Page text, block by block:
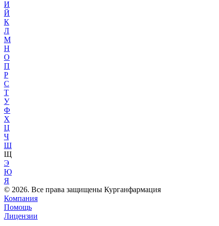
И
Й
К
Л
М
Н
О
П
Р
С
Т
У
Ф
Х
Ц
Ч
Ш
Щ
Э
Ю
Я
© 2026. Все права защищены Курганфармация
Компания
Помощь
Лицензии